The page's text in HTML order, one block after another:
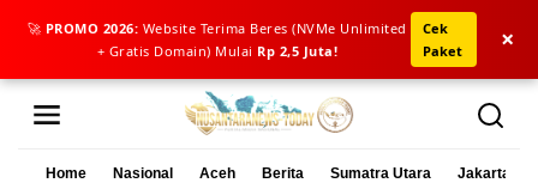
🚀 PROMO 2026: Website Terima Beres (NVMe Unlimited
+ Gratis Domain) Mulai Rp 2,5 Juta!
Cek
Paket
×
L
Home Nasional Aceh Berita Sumatra Utara Jakarta